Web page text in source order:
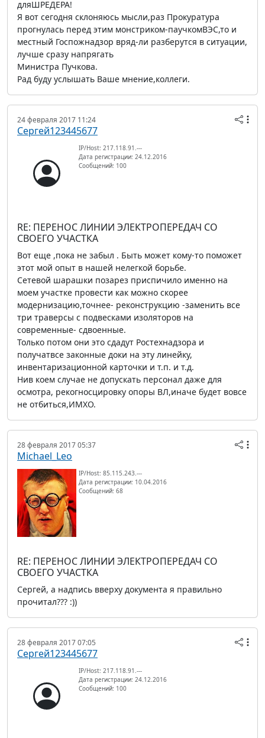
дляШРЕДЕРА!
Я вот сегодня склоняюсь мысли,раз Прокуратура
прогнулась перед этим монстриком-паучкомВЭС,то и
местный Госпожнадзор вряд-ли разберутся в ситуации,
лучше сразу напрягать
Министра Пучкова.
Рад буду услышать Ваше мнение,коллеги.
24 февраля 2017 11:24
Сергей123445677
IP/Host: 217.118.91.---
Дата регистрации: 24.12.2016
Сообщений: 100
RE: ПЕРЕНОС ЛИНИИ ЭЛЕКТРОПЕРЕДАЧ СО
СВОЕГО УЧАСТКА
Вот еще ,пока не забыл . Быть может кому-то поможет
этот мой опыт в нашей нелегкой борьбе.
Сетевой шарашки позарез приспичило именно на
моем участке провести как можно скорее
модернизацию,точнее- реконструкцию -заменить все
три траверсы с подвесками изоляторов на
современные- сдвоенные.
Только потом они это сдадут Ростехнадзора и
получатвсе законные доки на эту линейку,
инвентаризационной карточки и т.п. и т.д.
Нив коем случае не допускать персонал даже для
осмотра, рекогносцировку опоры ВЛ,иначе будет вовсе
не отбиться,ИМХО.
28 февраля 2017 05:37
Michael_Leo
IP/Host: 85.115.243.---
Дата регистрации: 10.04.2016
Сообщений: 68
RE: ПЕРЕНОС ЛИНИИ ЭЛЕКТРОПЕРЕДАЧ СО
СВОЕГО УЧАСТКА
Сергей, а надпись вверху документа я правильно
прочитал??? :))
28 февраля 2017 07:05
Сергей123445677
IP/Host: 217.118.91.---
Дата регистрации: 24.12.2016
Сообщений: 100